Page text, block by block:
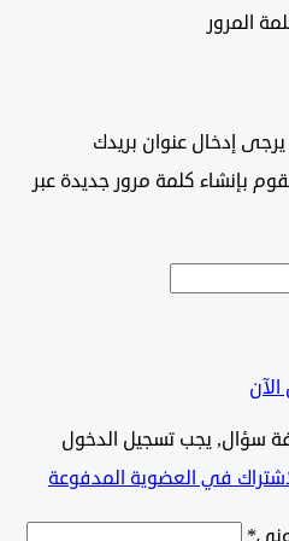
عنوان بريدك
كلمة مرور جديدة عبر
يجب تسجيل الدخول
في العضوية المدفوعة